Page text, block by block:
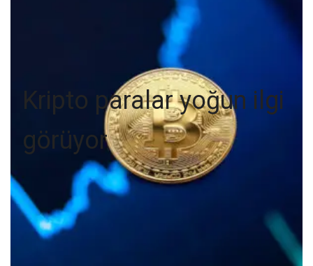
Kripto paralar yoğun ilgi
görüyor